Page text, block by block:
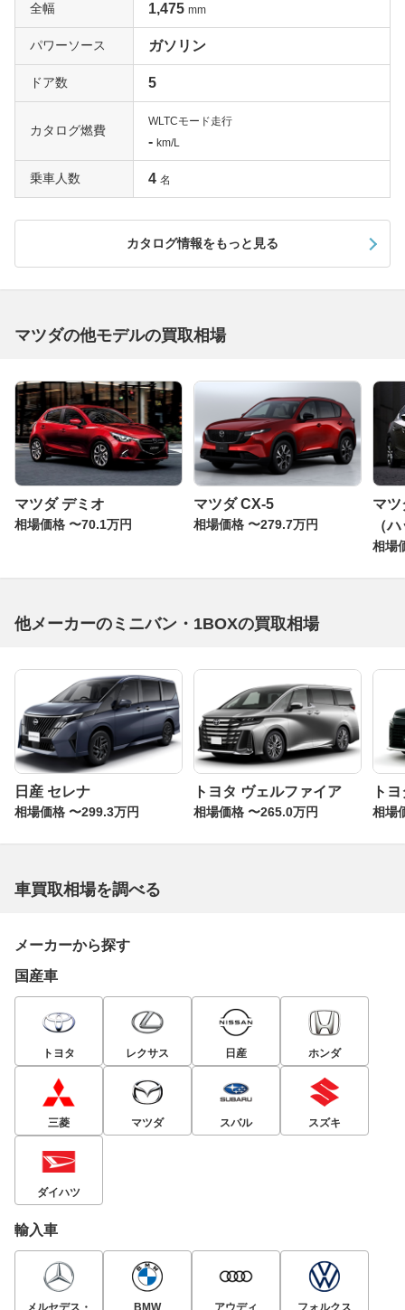
全幅 1,475 mm
パワーソース ガソリン
ドア数 5
カタログ燃費
WLTCモード走行
- km/L
乗車人数 4 名
カタログ情報をもっと見る
マツダの他モデルの買取相場
マツダ デミオ
相場価格 〜70.1万円
マツダ CX-5
相場価格 〜279.7万円
マツ
（
相場
他メーカーのミニバン・1BOXの買取相場
日産 セレナ
相場価格 〜299.3万円
トヨタ ヴェルファイア
相場価格 〜265.0万円
ト
相場
車買取相場を調べる
メーカーから探す
国産車
トヨタ レクサス 日産 ホンダ
三菱 マツダ スバル スズキ
ダイハツ
輸入車
メルセデス・ BMW アウディ フォルクス